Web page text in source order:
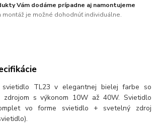
Vám dodáme prípadne aj namontujeme
montáž je možné dohodnúť individuálne.
svietidlo TL23 v elegantnej bielej farbe so
zdrojom s výkonom 10W až 40W. Svietidlo
vo forme svietidlo + svetelný zdroj